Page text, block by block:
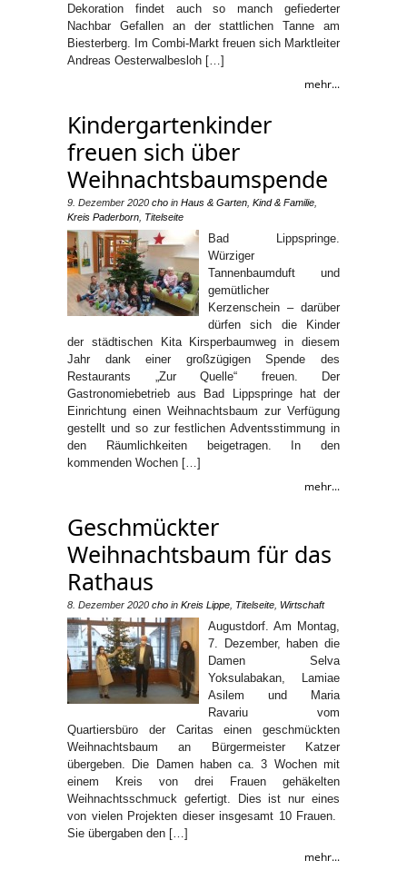
Dekoration findet auch so manch gefiederter
Nachbar Gefallen an der stattlichen Tanne am
Biesterberg. Im Combi-Markt freuen sich Marktleiter
Andreas Oesterwalbesloh […]
mehr...
Kindergartenkinder
freuen sich über
Weihnachtsbaumspende
9. Dezember 2020 cho in Haus & Garten Kind & Familie
Kreis Paderborn Titelseite
Bad Lippspringe.
Würziger
Tannenbaumduft und
gemütlicher
Kerzenschein – darüber
dürfen sich die Kinder
der städtischen Kita Kirsperbaumweg in diesem
Jahr dank einer großzügigen Spende des
Restaurants „Zur Quelle“ freuen. Der
Gastronomiebetrieb aus Bad Lippspringe hat der
Einrichtung einen Weihnachtsbaum zur Verfügung
gestellt und so zur festlichen Adventsstimmung in
den Räumlichkeiten beigetragen. In den
kommenden Wochen […]
mehr...
Geschmückter
Weihnachtsbaum für das
Rathaus
8. Dezember 2020 cho in Kreis Lippe Titelseite Wirtschaft
Augustdorf. Am Montag,
7. Dezember, haben die
Damen Selva
Yoksulabakan, Lamiae
Asilem und Maria
Ravariu vom
Quartiersbüro der Caritas einen geschmückten
Weihnachtsbaum an Bürgermeister Katzer
übergeben. Die Damen haben ca. 3 Wochen mit
einem Kreis von drei Frauen gehäkelten
Weihnachtsschmuck gefertigt. Dies ist nur eines
von vielen Projekten dieser insgesamt 10 Frauen.
Sie übergaben den […]
mehr...